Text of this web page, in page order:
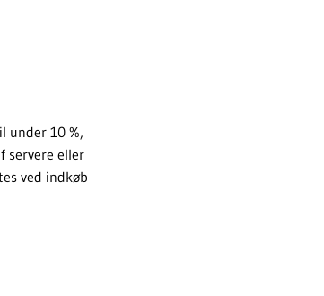
under 10 %,
servere eller
ved indkøb